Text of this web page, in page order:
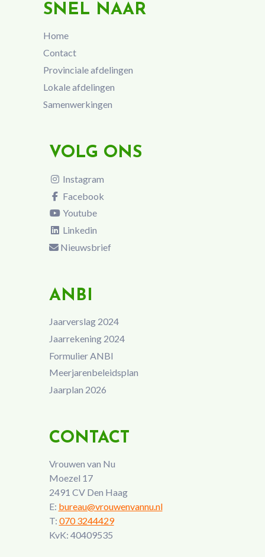
SNEL NAAR
Home
Contact
Provinciale afdelingen
Lokale afdelingen
Samenwerkingen
VOLG ONS
Instagram
Facebook
Youtube
Linkedin
Nieuwsbrief
ANBI
Jaarverslag 2024
Jaarrekening 2024
Formulier ANBI
Meerjarenbeleidsplan
Jaarplan 2026
CONTACT
Vrouwen van Nu
Moezel 17
2491 CV Den Haag
E: bureau@vrouwenvannu.nl
T: 070 3244429
KvK: 40409535